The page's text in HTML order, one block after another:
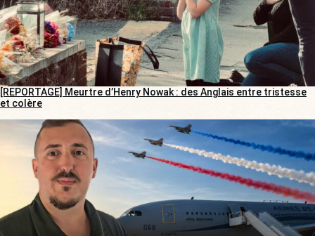
[REPORTAGE] Meurtre d’Henry Nowak : des Anglais entre tristesse
et colère